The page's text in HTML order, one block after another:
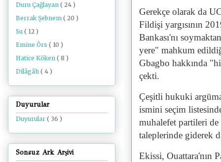
Gerekçe olarak da
Fildişi yargısının
Bankası'nı
yere" mahkum
Gbagbo hakkında
çekti.
Çeşitli hukuki
ismini seçim
muhalefet partileri
taleplerinde giderek
Ekissi, Ouattara'nın
Duru Çağlayan ( 24 )
Berrak Şebnem ( 20 )
Su ( 12 )
Emine Örs ( 10 )
Hatice Köken ( 8 )
Dilâgâh ( 4 )
Duyurular
Duyurular ( 36 )
Sonsuz Ark Arşivi